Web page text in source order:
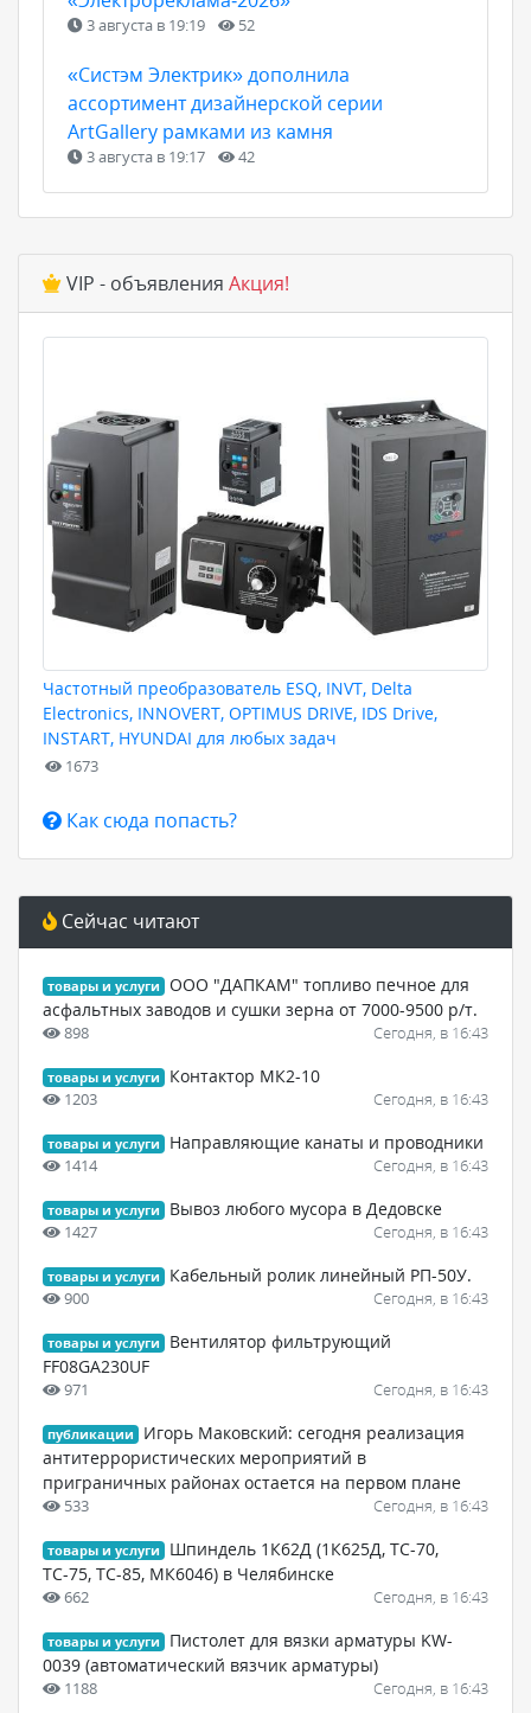
3 августа в 19:19 52
«Систэм Электрик» дополнила
ассортимент дизайнерской серии
ArtGallery рамками из камня
3 августа в 19:17 42
VIP - объявления Акция!
Частотный преобразователь ESQ, INVT, Delta
Electronics, INNOVERT, OPTIMUS DRIVE, IDS Drive,
INSTART, HYUNDAI для любых задач
1673
Как сюда попасть?
Сейчас читают
товары и услуги
ООО "ДАПКАМ" топливо печное для
асфальтных заводов и сушки зерна от 7000-9500 р/т.
898 Сегодня, в 16:43
товары и услуги Контактор МК2-10
1203 Сегодня, в 16:43
товары и услуги Направляющие канаты и проводники
1414 Сегодня, в 16:43
товары и услуги Вывоз любого мусора в Дедовске
1427 Сегодня, в 16:43
товары и услуги Кабельный ролик линейный РП-50У.
900 Сегодня, в 16:43
товары и услуги
Вентилятор фильтрующий
FF08GA230UF
971 Сегодня, в 16:43
публикации
Игорь Маковский: сегодня реализация
антитеррористических мероприятий в
приграничных районах остается на первом плане
533 Сегодня, в 16:43
товары и услуги
Шпиндель 1К62Д (1К625Д, ТС-70,
ТС-75, ТС-85, МК6046) в Челябинске
662 Сегодня, в 16:43
товары и услуги
Пистолет для вязки арматуры KW-
0039 (автоматический вязчик арматуры)
1188 Сегодня, в 16:43